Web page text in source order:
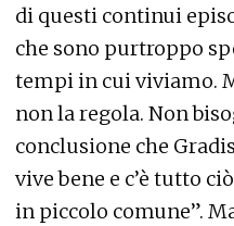
di questi continui
che sono purtroppo
tempi in cui viviamo.
non la regola. Non
conclusione che
vive bene e c’è tutto
in piccolo comune”.